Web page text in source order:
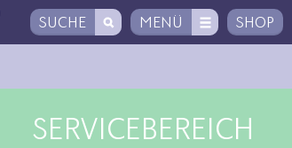
SUCHE MENÜ SHOP
SERVICEBEREICH